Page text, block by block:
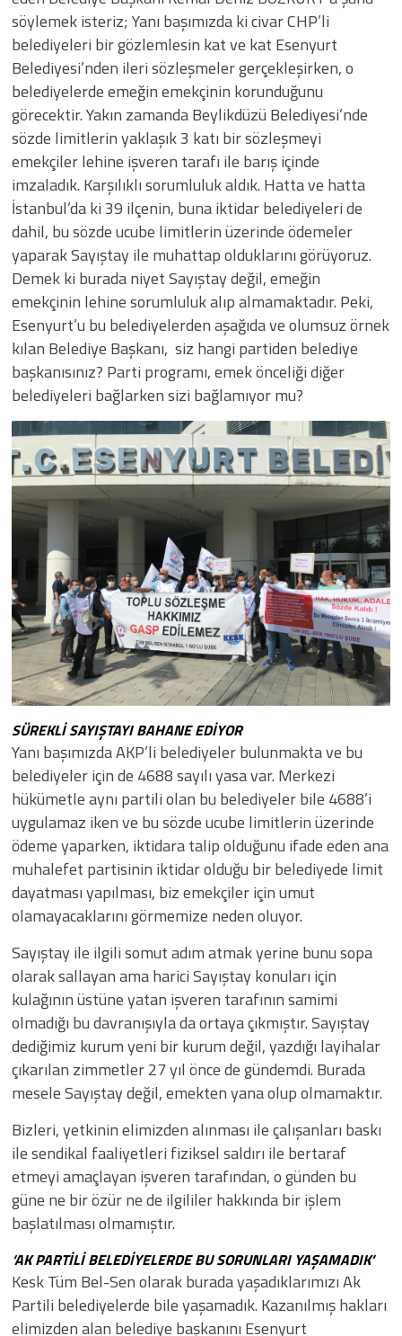
söylemek isteriz; Yanı başımızda ki civar CHP’li
belediyeleri bir gözlemlesin kat ve kat Esenyurt
Belediyesi’nden ileri sözleşmeler gerçekleşirken, o
belediyelerde emeğin emekçinin korunduğunu
görecektir. Yakın zamanda Beylikdüzü Belediyesi’nde
sözde limitlerin yaklaşık 3 katı bir sözleşmeyi
emekçiler lehine işveren tarafı ile barış içinde
imzaladık. Karşılıklı sorumluluk aldık. Hatta ve hatta
İstanbul’da ki 39 ilçenin, buna iktidar belediyeleri de
dahil, bu sözde ucube limitlerin üzerinde ödemeler
yaparak Sayıştay ile muhattap olduklarını görüyoruz.
Demek ki burada niyet Sayıştay değil, emeğin
emekçinin lehine sorumluluk alıp almamaktadır. Peki,
Esenyurt’u bu belediyelerden aşağıda ve olumsuz örnek
kılan Belediye Başkanı, siz hangi partiden belediye
başkanısınız? Parti programı, emek önceliği diğer
belediyeleri bağlarken sizi bağlamıyor mu?
SÜREKLİ SAYIŞTAYI BAHANE EDİYOR
​Yanı başımızda AKP’li belediyeler bulunmakta ve bu
belediyeler için de 4688 sayılı yasa var. Merkezi
hükümetle aynı partili olan bu belediyeler bile 4688’i
uygulamaz iken ve bu sözde ucube limitlerin üzerinde
ödeme yaparken, iktidara talip olduğunu ifade eden ana
muhalefet partisinin iktidar olduğu bir belediyede limit
dayatması yapılması, biz emekçiler için umut
olamayacaklarını görmemize neden oluyor.
​​Sayıştay ile ilgili somut adım atmak yerine bunu sopa
olarak sallayan ama harici Sayıştay konuları için
kulağının üstüne yatan işveren tarafının samimi
olmadığı bu davranışıyla da ortaya çıkmıştır. Sayıştay
dediğimiz kurum yeni bir kurum değil, yazdığı layihalar
çıkarılan zimmetler 27 yıl önce de gündemdi. Burada
mesele Sayıştay değil, emekten yana olup olmamaktır.
​​Bizleri, yetkinin elimizden alınması ile çalışanları baskı
ile sendikal faaliyetleri fiziksel saldırı ile bertaraf
etmeyi amaçlayan işveren tarafından, o günden bu
güne ne bir özür ne de ilgililer hakkında bir işlem
başlatılması olmamıştır.
‘AK PARTİLİ BELEDİYELERDE BU SORUNLARI YAŞAMADIK’
​​Kesk Tüm Bel-Sen olarak burada yaşadıklarımızı Ak
Partili belediyelerde bile yaşamadık. Kazanılmış hakları
elimizden alan belediye başkanını Esenyurt